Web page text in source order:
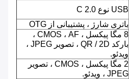
USB نوع C 2.0
باتری شارژ ، پشتیبانی از OTG
8 مگا پیکسل ، CMOS ، AF ،
بارکد QR / 2D ، تصویر JPEG ،
ویدئو.
2 مگا پیکسل ، CMOS ، تصویر
JPEG ، ویدئو.